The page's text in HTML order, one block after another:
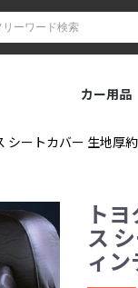
カー用品
シートカバー 生地
ト
ス
ィ